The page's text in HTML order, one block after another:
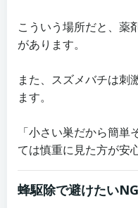
こういう場所だと、薬
があります。
また、スズメバチは刺
ます。
「小さい巣だから簡
ては慎重に見た方が安
蜂駆除で避けたい